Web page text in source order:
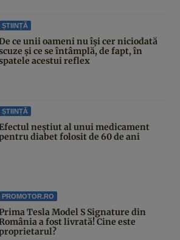
ȘTIINȚĂ
ce unii oameni nu își cer niciodată
și ce se întâmplă, de fapt, în
acestui reflex
ȘTIINȚĂ
neștiut al unui medicament
diabet folosit de 60 de ani
PROMOTOR.RO
Tesla Model S Signature din
a fost livrată! Cine este